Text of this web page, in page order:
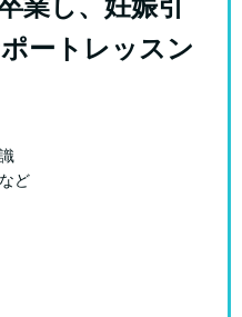
業し、妊娠引
ートレッスン
ど